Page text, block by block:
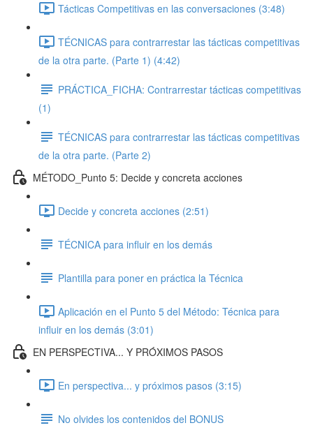
Tácticas Competitivas en las conversaciones (3:48)
TÉCNICAS para contrarrestar las tácticas competitivas
de la otra parte. (Parte 1) (4:42)
PRÁCTICA_FICHA: Contrarrestar tácticas competitivas
(1)
TÉCNICAS para contrarrestar las tácticas competitivas
de la otra parte. (Parte 2)
MÉTODO_Punto 5: Decide y concreta acciones
Decide y concreta acciones (2:51)
TÉCNICA para influir en los demás
Plantilla para poner en práctica la Técnica
Aplicación en el Punto 5 del Método: Técnica para
influir en los demás (3:01)
EN PERSPECTIVA... Y PRÓXIMOS PASOS
En perspectiva... y próximos pasos (3:15)
No olvides los contenidos del BONUS